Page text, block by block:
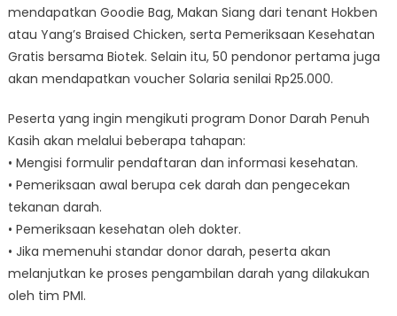
mendapatkan Goodie Bag, Makan Siang dari tenant Hokben
atau Yang’s Braised Chicken, serta Pemeriksaan Kesehatan
Gratis bersama Biotek. Selain itu, 50 pendonor pertama juga
akan mendapatkan voucher Solaria senilai Rp25.000.
Peserta yang ingin mengikuti program Donor Darah Penuh
Kasih akan melalui beberapa tahapan:
• Mengisi formulir pendaftaran dan informasi kesehatan.
• Pemeriksaan awal berupa cek darah dan pengecekan
tekanan darah.
• Pemeriksaan kesehatan oleh dokter.
• Jika memenuhi standar donor darah, peserta akan
melanjutkan ke proses pengambilan darah yang dilakukan
oleh tim PMI.